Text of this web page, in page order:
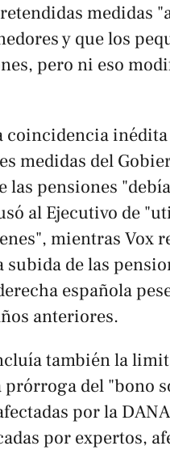
medidas
y que los
pero ni eso
inédita
medidas del
las pensiones
al Ejecutivo de
mientras Vox
de las
española
anteriores.
también la
del "bono
por la
por expertos,